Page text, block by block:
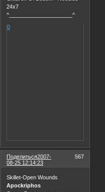
24x7
^_____________________^
0
Поделиться 567
2007-
08-25 12:14:23
Skillet-Open Wounds
Apockriphos